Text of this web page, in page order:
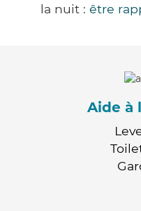
la nuit : être
Aide à